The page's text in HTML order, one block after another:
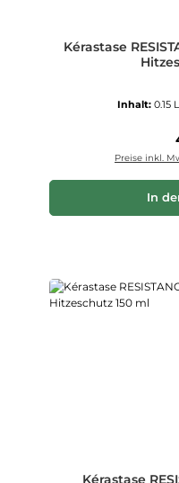
Kérastase
Inhalt: 0.15
Preise inkl.
In
Kérastase